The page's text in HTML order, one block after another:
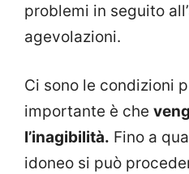
problemi in seguito
agevolazioni.
Ci sono le condizioni
importante è che
l’inagibilità. Fino a
idoneo si può